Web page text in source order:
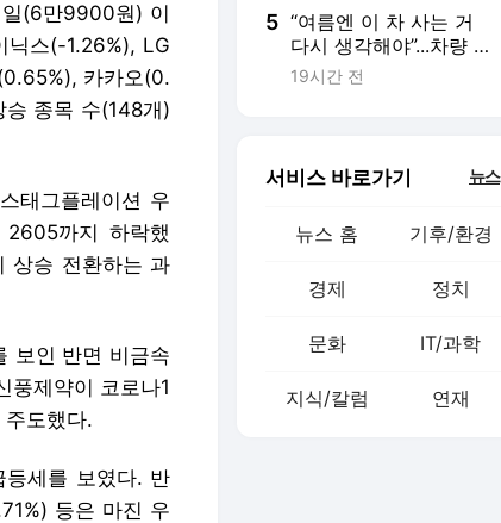
일(6만9900원) 이
닉스(-1.26%), LG
카카오(0.
종목 수(148개)
태그플레이션 우
까지 하락했
상승 전환하는 과
보인 반면 비금속
풍제약이 코로나1
도했다.
등세를 보였다. 반
등은 마진 우
5 “여름엔 이 차 사는 거
다시 생각해야”...차량 내
부온도, 85도까지 올랐
19시간 전
서비스 바로가기 뉴스
뉴스 홈 기후/환경
경제 정치
문화 IT/과학
지식/칼럼 연재